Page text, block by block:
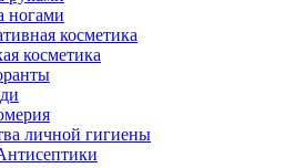
ногами
косметика
косметика
личной гигиены